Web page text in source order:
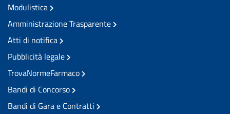
Modulistica
Amministrazione Trasparente
Atti di notifica
Pubblicità legale
TrovaNormeFarmaco
Bandi di Concorso
Bandi di Gara e Contratti